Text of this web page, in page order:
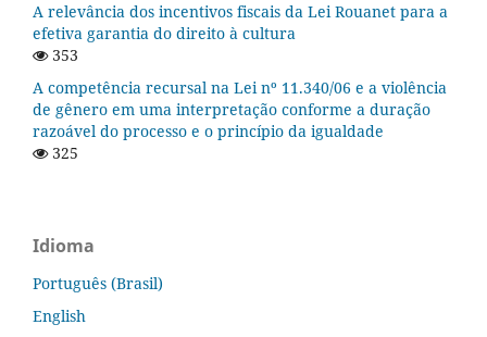
A relevância dos incentivos fiscais da Lei Rouanet para a
efetiva garantia do direito à cultura
353
A competência recursal na Lei nº 11.340/06 e a violência
de gênero em uma interpretação conforme a duração
razoável do processo e o princípio da igualdade
325
Idioma
Português (Brasil)
English